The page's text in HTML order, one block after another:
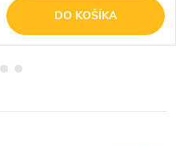
DO KOŠÍKA